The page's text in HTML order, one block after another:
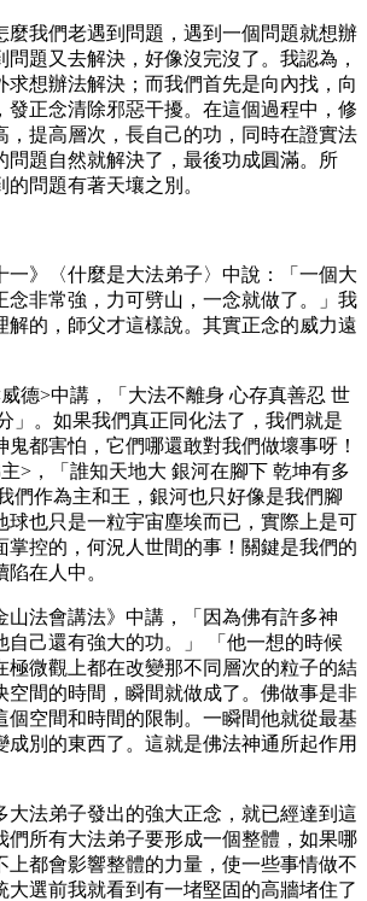
麼我們老遇到問題，遇到一個問題就想辦
題又去解決，好像沒完沒了。我認為，
求想辦法解決；而我們首先是向內找，向
發正念清除邪惡干擾。在這個過程中，修
，提高層次，長自己的功，同時在證實法
問題自然就解決了，最後功成圓滿。所
問題有著天壤之別。
一》〈什麼是大法弟子〉中說：「一個大
念非常強，力可劈山，一念就做了。」我
解的，師父才這樣說。其實正念的威力遠
德>中講，「大法不離身 心存真善忍 世
」。如果我們真正同化法了，我們就是
都害怕，它們哪還敢對我們做壞事呀！
>，「誰知天地大 銀河在腳下 乾坤有多
們作為主和王，銀河也只好像是我們腳
球也只是一粒宇宙塵埃而已，實際上是可
掌控的，何況人世間的事！關鍵是我們的
在人中。
山法會講法》中講，「因為佛有許多神
自己還有強大的功。」 「他一想的時候
極微觀上都在改變那不同層次的粒子的結
空間的時間，瞬間就做成了。佛做事是非
個空間和時間的限制。一瞬間他就從最基
成別的東西了。這就是佛法神通所起作用
大法弟子發出的強大正念，就已經達到這
們所有大法弟子要形成一個整體，如果哪
上都會影響整體的力量，使一些事情做不
大選前我就看到有一堵堅固的高牆堵住了